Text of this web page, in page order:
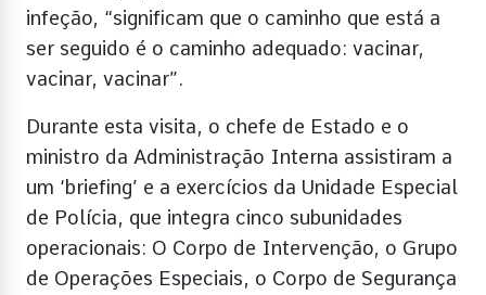
infeção, “significam que o caminho que está a
ser seguido é o caminho adequado: vacinar,
vacinar, vacinar”.
Durante esta visita, o chefe de Estado e o
ministro da Administração Interna assistiram a
um ‘briefing’ e a exercícios da Unidade Especial
de Polícia, que integra cinco subunidades
operacionais: O Corpo de Intervenção, o Grupo
de Operações Especiais, o Corpo de Segurança